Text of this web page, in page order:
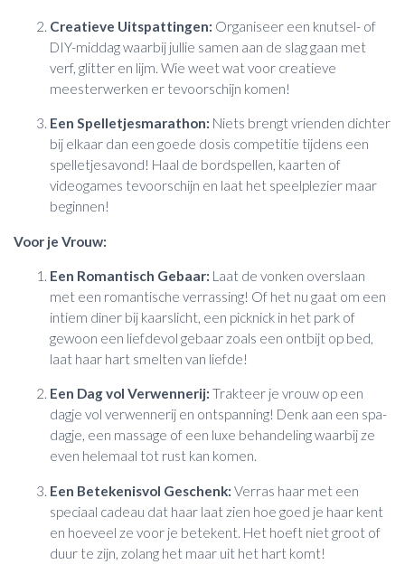
Creatieve Uitspattingen: Organiseer een knutsel- of
DIY-middag waarbij jullie samen aan de slag gaan met
verf, glitter en lijm. Wie weet wat voor creatieve
meesterwerken er tevoorschijn komen!
Een Spelletjesmarathon: Niets brengt vrienden dichter
bij elkaar dan een goede dosis competitie tijdens een
spelletjesavond! Haal de bordspellen, kaarten of
videogames tevoorschijn en laat het speelplezier maar
beginnen!
Voor je Vrouw:
Een Romantisch Gebaar: Laat de vonken overslaan
met een romantische verrassing! Of het nu gaat om een
intiem diner bij kaarslicht, een picknick in het park of
gewoon een liefdevol gebaar zoals een ontbijt op bed,
laat haar hart smelten van liefde!
Een Dag vol Verwennerij: Trakteer je vrouw op een
dagje vol verwennerij en ontspanning! Denk aan een spa-
dagje, een massage of een luxe behandeling waarbij ze
even helemaal tot rust kan komen.
Een Betekenisvol Geschenk: Verras haar met een
speciaal cadeau dat haar laat zien hoe goed je haar kent
en hoeveel ze voor je betekent. Het hoeft niet groot of
duur te zijn, zolang het maar uit het hart komt!